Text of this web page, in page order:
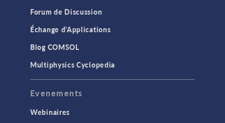
Forum de Discussion
Échange d'Applications
Blog COMSOL
Multiphysics Cyclopedia
Evenements
Webinaires